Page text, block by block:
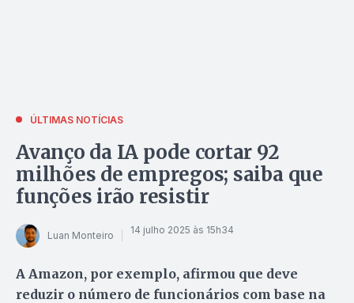
ÚLTIMAS NOTÍCIAS
Avanço da IA pode cortar 92
milhões de empregos; saiba que
funções irão resistir
Luan Monteiro 14 julho 2025 às 15h34
A Amazon, por exemplo, afirmou que deve
reduzir o número de funcionários com base na